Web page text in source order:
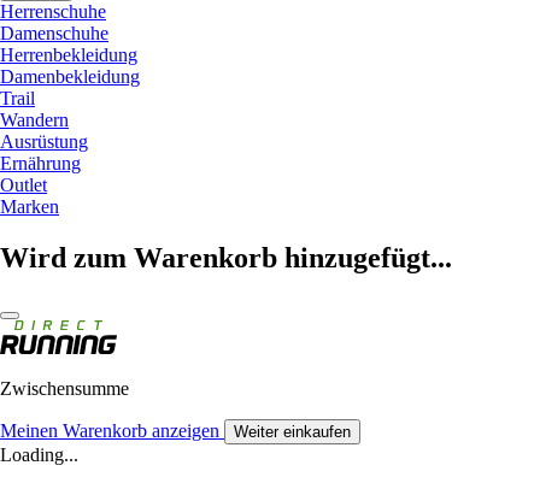
Herrenschuhe
Damenschuhe
Herrenbekleidung
Damenbekleidung
Trail
Wandern
Ausrüstung
Ernährung
Outlet
Marken
Wird zum Warenkorb hinzugefügt...
Zwischensumme
Meinen Warenkorb anzeigen Weiter einkaufen
Loading...